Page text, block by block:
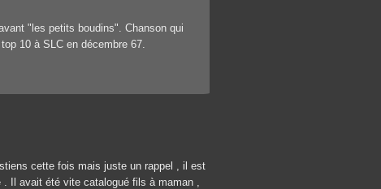
"les petits boudins". Chanson qui
10 à SLC en décembre 67.
cette fois mais juste un rappel , il est
. Il avait été vite catalogué fils à maman ,